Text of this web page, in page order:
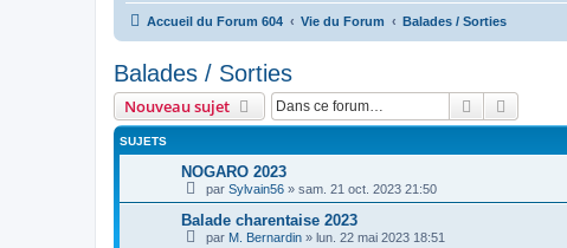
Accueil du Forum 604 Vie du Forum Balades / Sorties
Balades / Sorties
Nouveau sujet Rechercher
SUJETS
NOGARO 2023
par Sylvain56 » sam. 21 oct. 2023 21:50
Balade charentaise 2023
par M. Bernardin » lun. 22 mai 2023 18:51